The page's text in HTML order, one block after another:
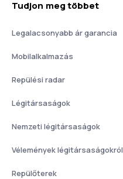
Tudjon meg többet
Legalacsonyabb ár garancia
Mobilalkalmazás
Repülési radar
Légitársaságok
Nemzeti légitársaságok
Vélemények légitársaságokról
Repülőterek